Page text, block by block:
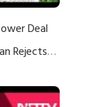
Deal
Rejects